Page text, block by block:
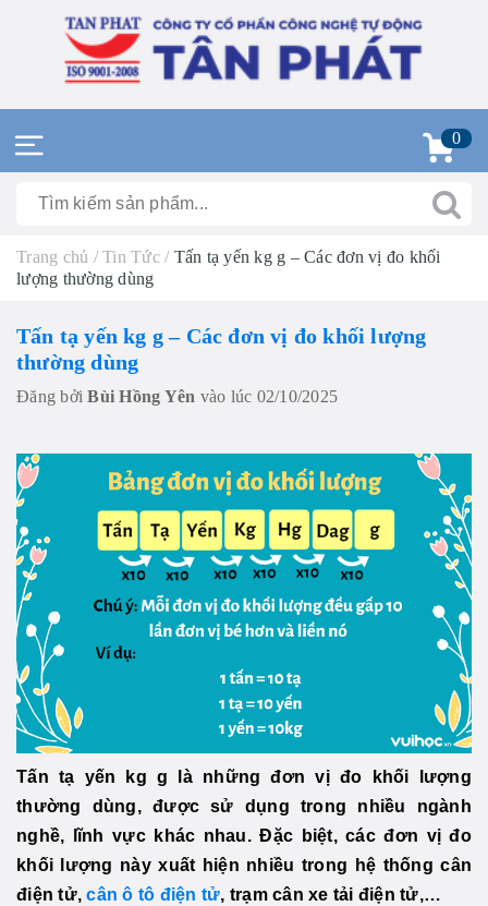
0
Trang chủ / Tin Tức / Tấn tạ yến kg g – Các đơn vị đo khối
lượng thường dùng
Tấn tạ yến kg g – Các đơn vị đo khối lượng
thường dùng
Đăng bởiBùi Hồng Yên vào lúc 02/10/2025
Tấn tạ yến kg g là những đơn vị đo khối lượng
thường dùng, được sử dụng trong nhiều ngành
nghề, lĩnh vực khác nhau. Đặc biệt, các đơn vị đo
khối lượng này xuất hiện nhiều trong hệ thống cân
điện tử,cân ô tô điện tử, trạm cân xe tải điện tử,…